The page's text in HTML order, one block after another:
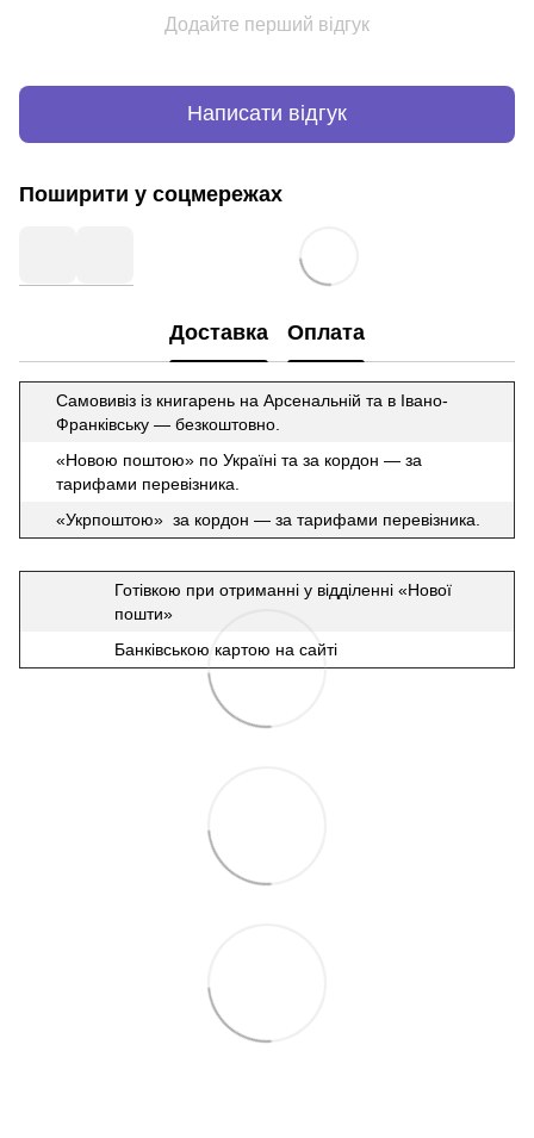
Додайте перший відгук
Написати відгук
Поширити у соцмережах
Доставка Оплата
Самовивіз із книгарень на Арсенальній та в Івано-
Франківську — безкоштовно.
«Новою поштою» по Україні та за кордон — за
тарифами перевізника.
«Укрпоштою» за кордон — за тарифами перевізника.
Готівкою при отриманні у відділенні «Нової
пошти»
Банківською картою на сайті